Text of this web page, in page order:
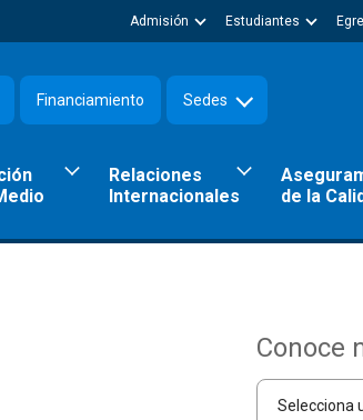
Estudiantes
Admisión
Financiamiento Sedes
Relaciones
Internacionales
de la
Conoce